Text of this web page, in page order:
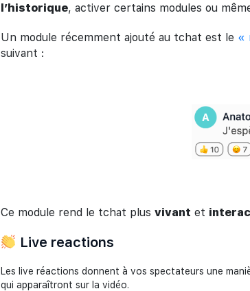
l’historique, activer certains modules ou
Un module récemment ajouté au tchat est le «
suivant :
Ce module rend le tchat plus vivant et
Live reactions
Les live réactions donnent à vos spectateurs une
qui apparaîtront sur la vidéo.